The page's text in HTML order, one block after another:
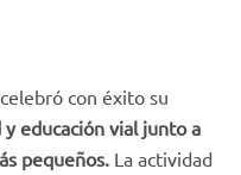
con éxito su
educación vial junto a
pequeños. La actividad